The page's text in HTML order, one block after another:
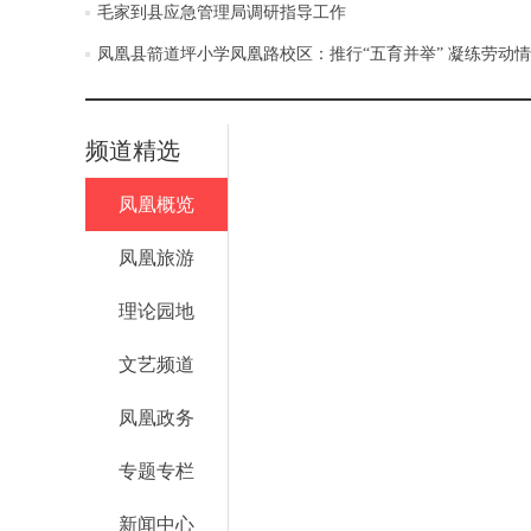
毛家到县应急管理局调研指导工作
凤凰县箭道坪小学凤凰路校区：推行“五育并举” 凝练劳动
频道精选
凤凰概览
凤凰旅游
理论园地
文艺频道
凤凰政务
专题专栏
新闻中心